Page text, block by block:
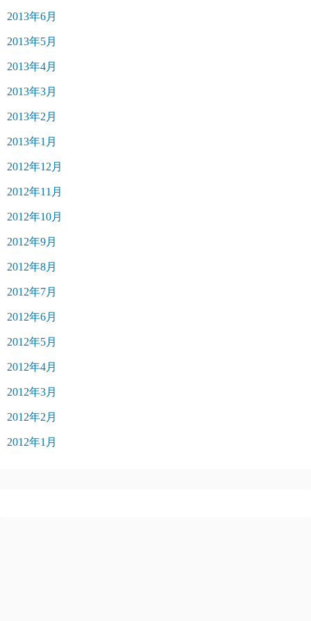
2013年6月
2013年5月
2013年4月
2013年3月
2013年2月
2013年1月
2012年12月
2012年11月
2012年10月
2012年9月
2012年8月
2012年7月
2012年6月
2012年5月
2012年4月
2012年3月
2012年2月
2012年1月